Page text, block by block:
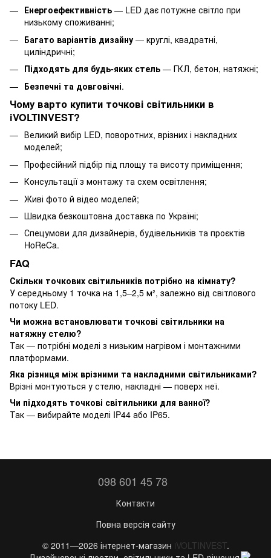
Енергоефективність — LED дає потужне світло при
низькому споживанні;
Багато варіантів дизайну — круглі, квадратні,
циліндричні;
Підходять для будь-яких стель — ГКЛ, бетон, натяжні;
Безпечні та довговічні.
Чому варто купити точкові світильники в
iVOLTINVEST?
Великий вибір LED, поворотних, врізних і накладних
моделей;
Професійний підбір під площу та висоту приміщення;
Консультації з монтажу та схем освітлення;
Живі фото й відео моделей;
Швидка безкоштовна доставка по Україні;
Спецумови для дизайнерів, будівельників та проєктів
HoReCa.
FAQ
Скільки точкових світильників потрібно на кімнату?
У середньому 1 точка на 1,5–2,5 м², залежно від світлового
потоку LED.
Чи можна встановлювати точкові світильники на
натяжну стелю?
Так — потрібні моделі з низьким нагрівом і монтажними
платформами.
Яка різниця між врізними та накладними світильниками?
Врізні монтуються у стелю, накладні — поверх неї.
Чи підходять точкові світильники для ванної?
Так — вибирайте моделі IP44 або IP65.
098 601 45 78
Контакти
Повна версія сайту
© 2011—2026 інтернет-магазин iVOLTINVEST.